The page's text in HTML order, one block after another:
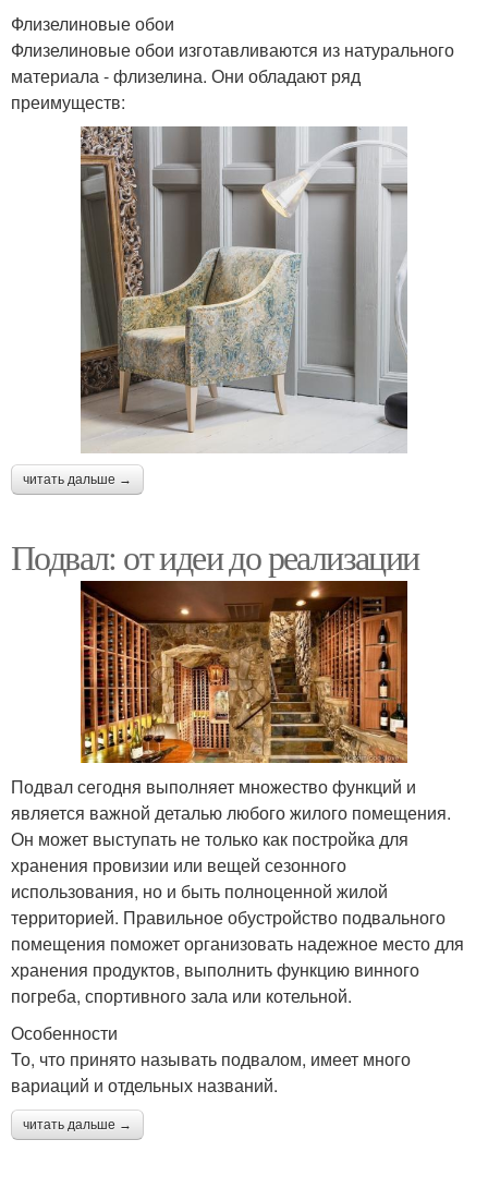
Флизелиновые обои
Флизелиновые обои изготавливаются из натурального
материала - флизелина. Они обладают ряд
преимуществ:
читать дальше →
Подвал: от идеи до реализации
Подвал сегодня выполняет множество функций и
является важной деталью любого жилого помещения.
Он может выступать не только как постройка для
хранения провизии или вещей сезонного
использования, но и быть полноценной жилой
территорией. Правильное обустройство подвального
помещения поможет организовать надежное место для
хранения продуктов, выполнить функцию винного
погреба, спортивного зала или котельной.
Особенности
То, что принято называть подвалом, имеет много
вариаций и отдельных названий.
читать дальше →